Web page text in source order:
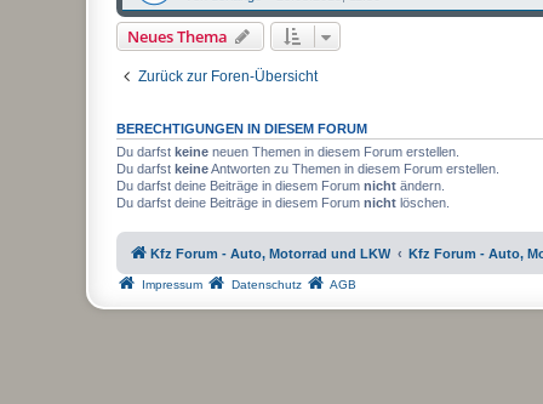
Neues Thema
Zurück zur Foren-Übersicht
BERECHTIGUNGEN IN DIESEM FORUM
Du darfst keine neuen Themen in diesem Forum erstellen.
Du darfst keineAntworten zu Themen in diesem Forum erstellen.
Du darfst deine Beiträge in diesem Forum nicht ändern.
Du darfst deine Beiträge in diesem Forum nicht löschen.
Kfz Forum - Auto, Motorrad und LKW Kfz Forum - Auto,
Impressum Datenschutz AGB